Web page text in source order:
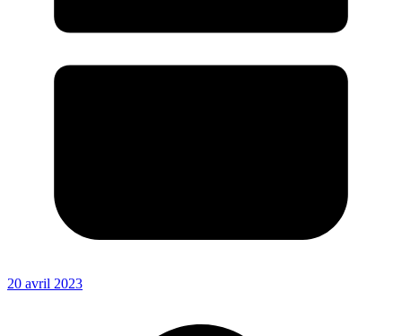
20 avril 2023